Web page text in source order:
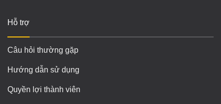
Hỗ trợ
Câu hỏi thường gặp
Hướng dẫn sử dụng
Quyền lợi thành viên